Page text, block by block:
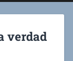
verdad